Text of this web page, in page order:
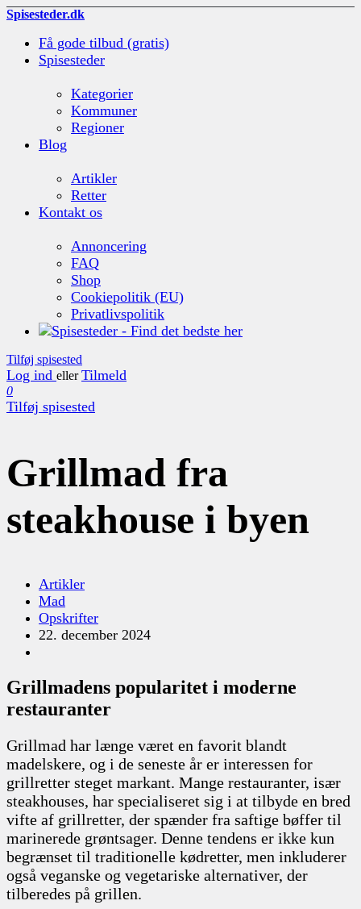
Spisesteder.dk
Få gode tilbud (gratis)
Spisesteder
Kategorier
Kommuner
Regioner
Blog
Artikler
Retter
Kontakt os
Annoncering
FAQ
Shop
Cookiepolitik (EU)
Privatlivspolitik
Tilføj spisested
Log ind eller Tilmeld
0
Tilføj spisested
Grillmad fra
steakhouse i byen
Artikler
Mad
Opskrifter
22. december 2024
Grillmadens popularitet i moderne
restauranter
Grillmad har længe været en favorit blandt
madelskere, og i de seneste år er interessen for
grillretter steget markant. Mange restauranter, især
steakhouses, har specialiseret sig i at tilbyde en bred
vifte af grillretter, der spænder fra saftige bøffer til
marinerede grøntsager. Denne tendens er ikke kun
begrænset til traditionelle kødretter, men inkluderer
også veganske og vegetariske alternativer, der
tilberedes på grillen.